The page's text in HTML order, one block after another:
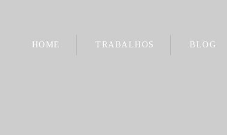
HOME TRABALHOS BLOG